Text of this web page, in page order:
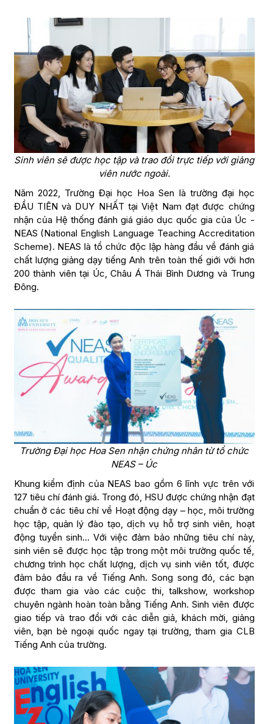
Sinh viên sẽ được học tập và trao đổi trực tiếp với giảng
viên nước ngoài.
Năm 2022, Trường Đại học Hoa Sen là trường đại học
ĐẦU TIÊN và DUY NHẤT tại Việt Nam đạt được chứng
nhận của Hệ thống đánh giá giáo dục quốc gia của Úc -
NEAS (National English Language Teaching Accreditation
Scheme). NEAS là tổ chức độc lập hàng đầu về đánh giá
chất lượng giảng dạy tiếng Anh trên toàn thế giới với hơn
200 thành viên tại Úc, Châu Á Thái Bình Dương và Trung
Đông.
Trường Đại học Hoa Sen nhận chứng nhân từ tổ chức
NEAS – Úc
Khung kiểm định của NEAS bao gồm 6 lĩnh vực trên với
127 tiêu chí đánh giá. Trong đó, HSU được chứng nhận đạt
chuẩn ở các tiêu chí về Hoạt động dạy – học, môi trường
học tập, quản lý đào tạo, dịch vụ hỗ trợ sinh viên, hoạt
động tuyển sinh… Với việc đảm bảo những tiêu chí này,
sinh viên sẽ được học tập trong một môi trường quốc tế,
chương trình học chất lượng, dịch vụ sinh viên tốt, được
đảm bảo đầu ra về Tiếng Anh. Song song đó, các bạn
được tham gia vào các cuộc thi, talkshow, workshop
chuyên ngành hoàn toàn bằng Tiếng Anh. Sinh viên được
giao tiếp và trao đổi với các diễn giả, khách mời, giảng
viên, bạn bè ngoại quốc ngay tại trường, tham gia CLB
Tiếng Anh của trường.